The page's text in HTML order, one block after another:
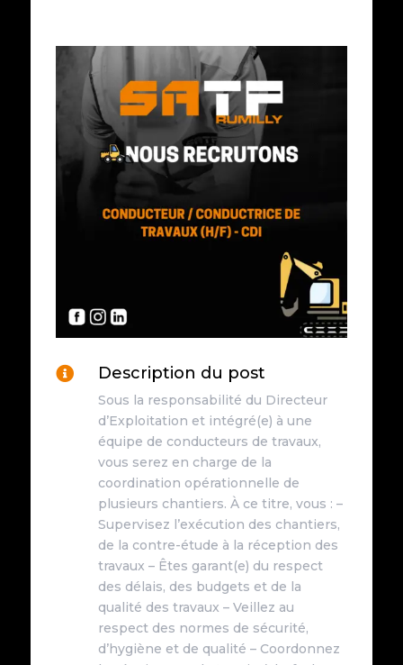
 Description du post
Sous la responsabilité du Directeur
d’Exploitation et intégré(e) à une
équipe de conducteurs de travaux,
vous serez en charge de la
coordination opérationnelle de
plusieurs chantiers. À ce titre, vous : –
Supervisez l’exécution des chantiers,
de la contre-étude à la réception des
travaux – Êtes garant(e) du respect
des délais, des budgets et de la
qualité des travaux – Veillez au
respect des normes de sécurité,
d’hygiène et de qualité – Coordonnez